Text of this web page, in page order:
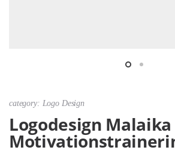
category: Logo Design
Logodesign